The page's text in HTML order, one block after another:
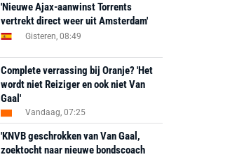
'Nieuwe Ajax-aanwinst Torrents
vertrekt direct weer uit Amsterdam'
Gisteren, 08:49
Complete verrassing bij Oranje? 'Het
wordt niet Reiziger en ook niet Van
Gaal'
Vandaag, 07:25
'KNVB geschrokken van Van Gaal,
zoektocht naar nieuwe bondscoach